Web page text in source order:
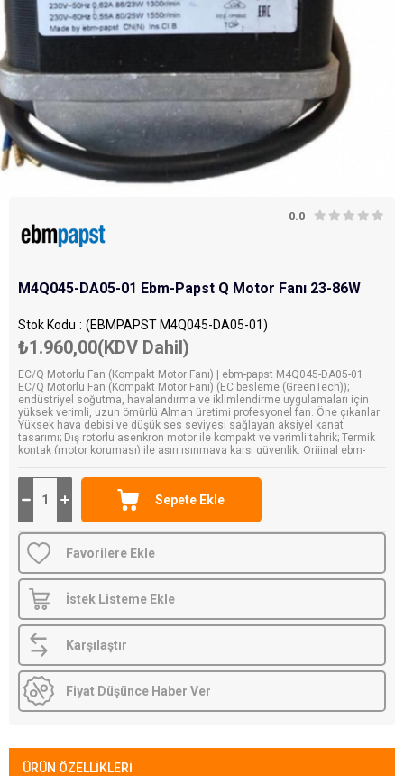
0.0
M4Q045-DA05-01 Ebm-Papst Q Motor Fanı 23-86W
Stok Kodu (EBMPAPST M4Q045-DA05-01)
₺1.960,00(KDV Dahil)
EC/Q Motorlu Fan (Kompakt Motor Fanı) | ebm-papst M4Q045-DA05-01
EC/Q Motorlu Fan (Kompakt Motor Fanı) (EC besleme (GreenTech));
endüstriyel soğutma, havalandırma ve iklimlendirme uygulamaları için
yüksek verimli, uzun ömürlü Alman üretimi profesyonel fan. Öne çıkanlar:
Yüksek hava debisi ve düşük ses seviyesi sağlayan aksiyel kanat
tasarımı; Dış rotorlu asenkron motor ile kompakt ve verimli tahrik; Termik
kontak (motor koruması) ile aşırı ısınmaya karşı güvenlik. Orijinal ebm-
Favorilere Ekle
İstek Listeme Ekle
Karşılaştır
Fiyat Düşünce Haber Ver
ÜRÜN ÖZELLIKLERI